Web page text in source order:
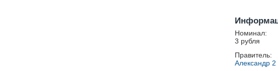
Номинал:
3 рубля
Правитель:
Александр 2